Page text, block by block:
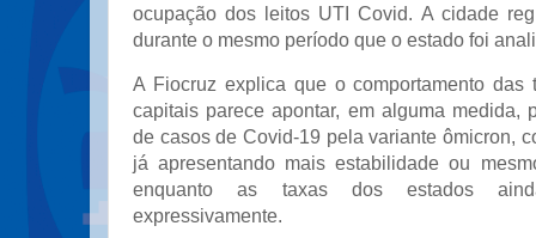
ocupação dos leitos UTI Covid. A cidade
durante o mesmo período que o estado foi
A Fiocruz explica que o comportamento das
capitais parece apontar, em alguma medida,
de casos de Covid-19 pela variante ômicron,
já apresentando mais estabilidade ou
enquanto as taxas dos estados
expressivamente.